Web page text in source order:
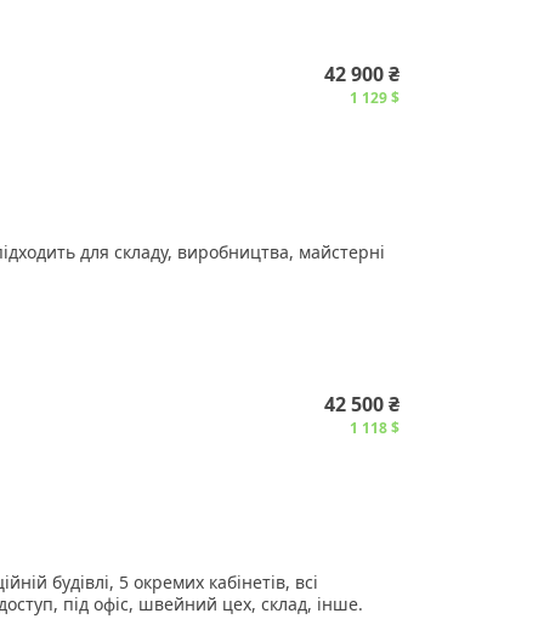
42 900 ₴
1 129 $
для складу, виробництва, майстерні
для стоянки, завантаження або
та безпека.
зручність у логістиці.
42 500 ₴
1 118 $
будівлі, 5 окремих кабінетів, всі
під офіс, швейний цех, склад, інше.